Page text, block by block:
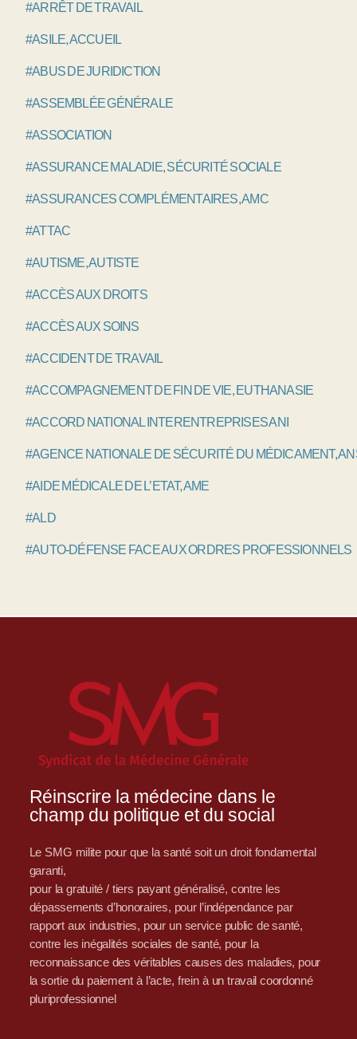
#ARRÊT DE TRAVAIL
#ASILE, ACCUEIL
#ABUS DE JURIDICTION
#ASSEMBLÉE GÉNÉRALE
#ASSOCIATION
#ASSURANCE MALADIE, SÉCURITÉ SOCIALE
#ASSURANCES COMPLÉMENTAIRES, AMC
#ATTAC
#AUTISME, AUTISTE
#ACCÈS AUX DROITS
#ACCÈS AUX SOINS
#ACCIDENT DE TRAVAIL
#ACCOMPAGNEMENT DE FIN DE VIE, EUTHANASIE
#ACCORD NATIONAL INTERENTREPRISES ANI
#AGENCE NATIONALE DE SÉCURITÉ DU MÉDICAMENT,
#AIDE MÉDICALE DE L’ETAT, AME
#ALD
#AUTO-DÉFENSE FACE AUX ORDRES PROFESSIONNELS
Réinscrire la médecine dans le
champ du politique et du social
Le SMG milite pour que la santé soit un droit fondamental
garanti,
pour la gratuité / tiers payant généralisé, contre les
dépassements d’honoraires, pour l’indépendance par
rapport aux industries, pour un service public de santé,
contre les inégalités sociales de santé, pour la
reconnaissance des véritables causes des maladies, pour
la sortie du paiement à l’acte, frein à un travail coordonné
pluriprofessionnel